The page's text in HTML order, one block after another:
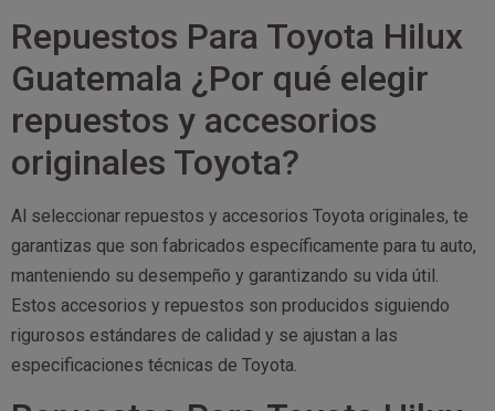
Repuestos Para Toyota Hilux
Guatemala ¿Por qué elegir
repuestos y accesorios
originales Toyota?
Al seleccionar repuestos y accesorios Toyota originales, te
garantizas que son fabricados específicamente para tu auto,
manteniendo su desempeño y garantizando su vida útil.
Estos accesorios y repuestos son producidos siguiendo
rigurosos estándares de calidad y se ajustan a las
especificaciones técnicas de Toyota.